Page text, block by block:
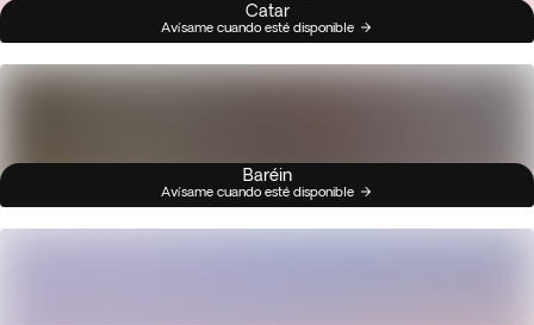
Catar
Avísame cuando esté disponible
Baréin
Avísame cuando esté disponible